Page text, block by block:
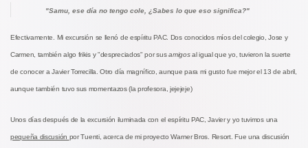
"Samu, ese día no tengo cole, ¿Sabes lo que eso significa?"
Efectivamente. Mi excursión se llenó de espíritu PAC. Dos conocidos míos del colegio, Jose y
Carmen, también algo frikis y "despreciados" por susamigosal igual que yo, tuvieron la suerte
de conocer a Javier Torrecilla. Otro día magnífico, aunque para mi gusto fue mejor el 13 de abril,
aunque también tuvo sus momentazos (la profesora, jejejeje)
Unos días después de la excursión iluminada con el espíritu PAC, Javier y yo tuvimos una
pequeña discusión por Tuenti, acerca de mi proyecto Warner Bros. Resort. Fue una discusión